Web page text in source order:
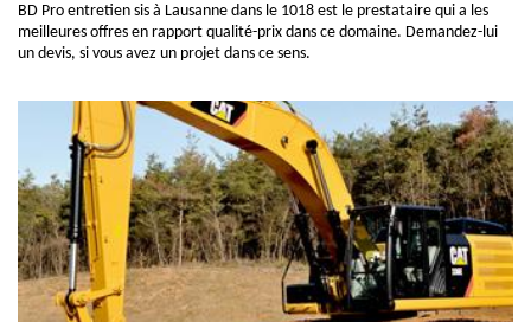
BD Pro entretien sis à Lausanne dans le 1018 est le prestataire qui a les
meilleures offres en rapport qualité-prix dans ce domaine. Demandez-lui
un devis, si vous avez un projet dans ce sens.